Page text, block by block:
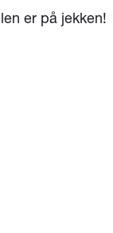
er på jekken!